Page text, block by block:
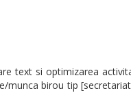
text si optimizarea
munca birou tip